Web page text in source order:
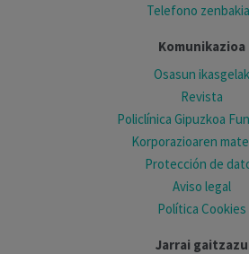
Telefono
Komunikazioa
Osasun ikasgelak
Revista
Policlínica Gipuzkoa
Korporazioaren
Protección de
Aviso legal
Política Cookies
Jarrai gaitzazu